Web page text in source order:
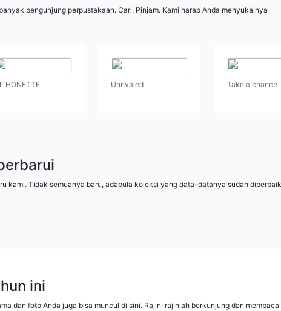
pengunjung perpustakaan. Cari. Pinjam. Kami harap Anda menyukainya
Unrivaled Take a chance
kami. Tidak semuanya baru, adapula koleksi yang data-datanya sudah
ini
dan foto Anda juga bisa muncul di sini. Rajin-rajinlah berkunjung dan membaca